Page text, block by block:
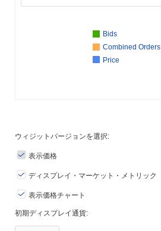
Bids
Combined Orders
Price
ウィジットバージョンを選択:
表示価格
ディスプレイ・マーケット・メトリック
表示価格チャート
初期ディスプレイ通貨: